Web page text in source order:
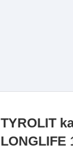
TYROLIT
LONGLIFE